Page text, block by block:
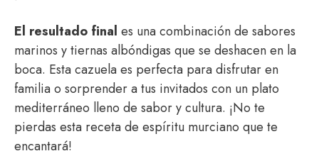
El resultado final es una combinación de sabores
marinos y tiernas albóndigas que se deshacen en la
boca. Esta cazuela es perfecta para disfrutar en
familia o sorprender a tus invitados con un plato
mediterráneo lleno de sabor y cultura. ¡No te
pierdas esta receta de espíritu murciano que te
encantará!